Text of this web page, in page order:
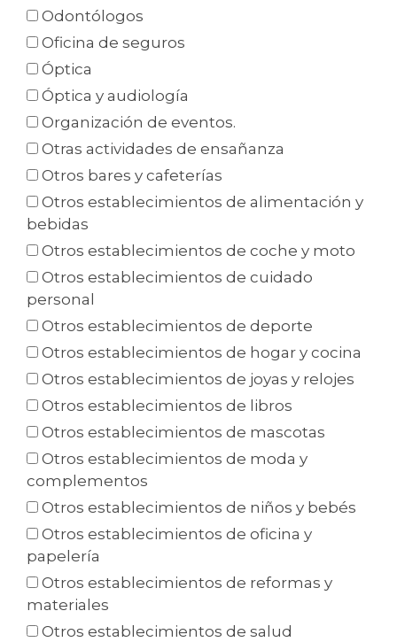
Odontólogos
Oficina de seguros
Óptica
Óptica y audiología
Organización de eventos.
Otras actividades de ensañanza
Otros bares y cafeterías
Otros establecimientos de alimentación y
bebidas
Otros establecimientos de coche y moto
Otros establecimientos de cuidado
personal
Otros establecimientos de deporte
Otros establecimientos de hogar y cocina
Otros establecimientos de joyas y relojes
Otros establecimientos de libros
Otros establecimientos de mascotas
Otros establecimientos de moda y
complementos
Otros establecimientos de niños y bebés
Otros establecimientos de oficina y
papelería
Otros establecimientos de reformas y
materiales
Otros establecimientos de salud